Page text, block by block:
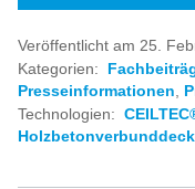
Veröffentlicht am 25.
Kategorien:
Presseinformationen
Technologien: